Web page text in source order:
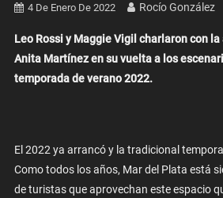
4 De Enero De 2022 Rocío González
Leo Rossi y Maggie Vigil charlaron con
Anita Martínez en su vuelta a los
temporada de verano 2022.
El 2022 ya arrancó y la tradicional
Como todos los años, Mar del Plata está
de turistas que aprovechan este espacio